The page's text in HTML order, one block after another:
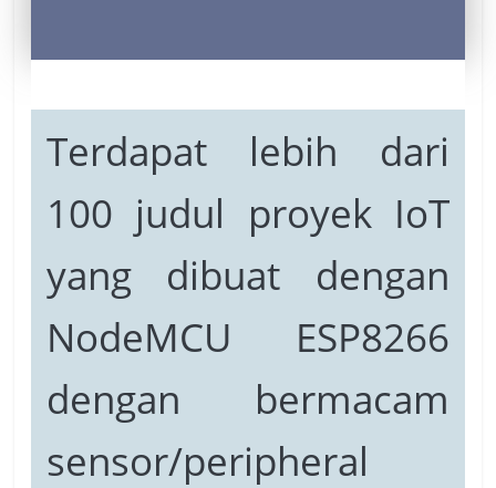
Terdapat lebih dari
100 judul proyek IoT
yang dibuat dengan
NodeMCU ESP8266
dengan bermacam
sensor/peripheral